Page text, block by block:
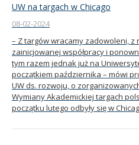
UW na targach w Chicago
08-02-2024
– Z targów wracamy zadowoleni, z
zainicjowanej współpracy i
tym razem jednak już na
początkiem października – mówi
UW ds. rozwoju, o
Wymiany Akademickiej targach
początku lutego odbyły się w